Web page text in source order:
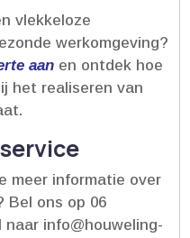
vlekkeloze
werkomgeving?
aan en ontdek hoe
het realiseren van
meer informatie over
Bel ons op 06
naar info@houweling-